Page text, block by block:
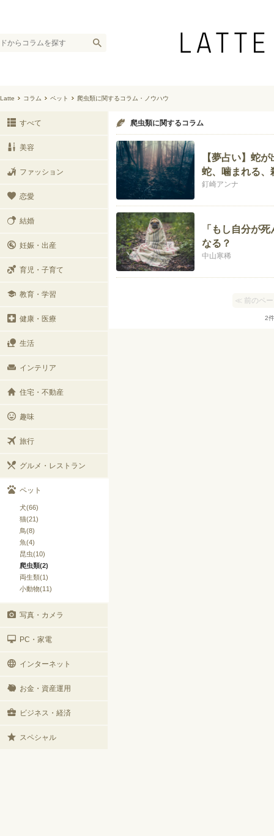
Latte コラム ペット 爬虫類に関するコラム・ノウハウ
すべて
美容
ファッション
恋愛
結婚
妊娠・出産
育児・子育て
教育・学習
健康・医療
生活
インテリア
住宅・不動産
趣味
旅行
グルメ・レストラン
ペット
犬(66)
猫(21)
鳥(8)
魚(4)
昆虫(10)
爬虫類(2)
両生類(1)
小動物(11)
写真・カメラ
PC・家電
インターネット
お金・資産運用
ビジネス・経済
スペシャル
爬虫類に関するコラム
【夢占い】蛇
蛇、噛まれる、
釘崎アンナ
「もし自分が
なる？
中山寒稀
≪ 前のペ
2